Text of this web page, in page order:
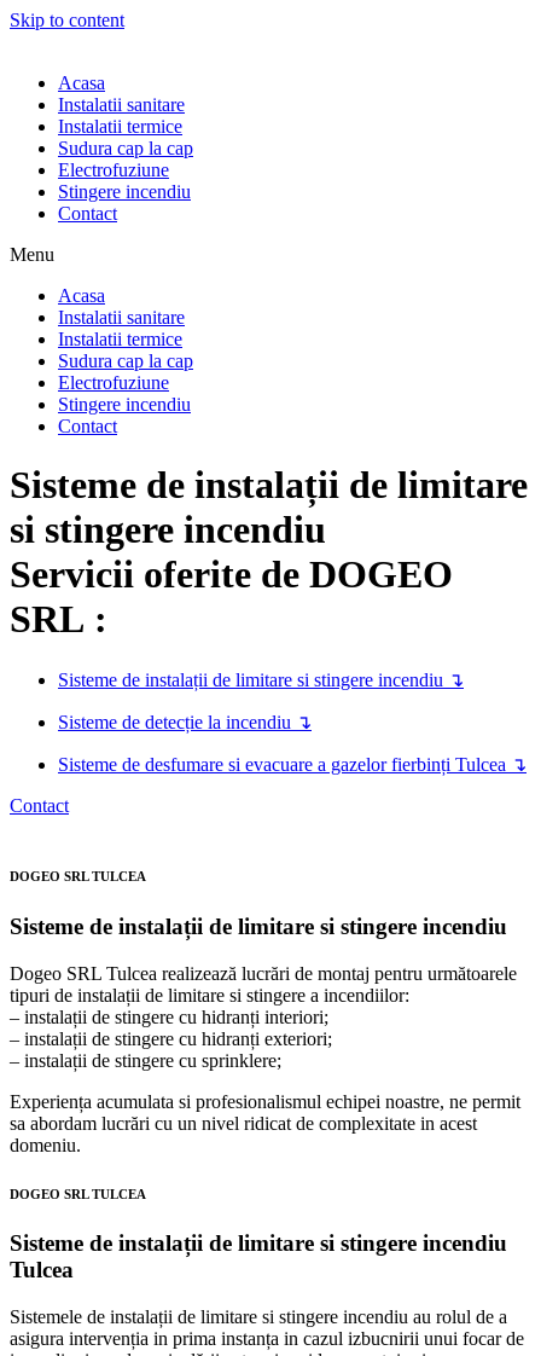
Skip to content
Acasa
Instalatii sanitare
Instalatii termice
Sudura cap la cap
Electrofuziune
Stingere incendiu
Contact
Menu
Acasa
Instalatii sanitare
Instalatii termice
Sudura cap la cap
Electrofuziune
Stingere incendiu
Contact
Sisteme de instalații de limitare
si stingere incendiu
Servicii oferite de DOGEO
SRL :
Sisteme de instalații de limitare si stingere incendiu ↴
Sisteme de detecție la incendiu ↴
Sisteme de desfumare si evacuare a gazelor fierbinți Tulcea ↴
Contact
DOGEO SRL TULCEA
Sisteme de instalații de limitare si stingere incendiu
Dogeo SRL Tulcea realizează lucrări de montaj pentru următoarele
tipuri de instalații de limitare si stingere a incendiilor:
– instalații de stingere cu hidranți interiori;
– instalații de stingere cu hidranți exteriori;
– instalații de stingere cu sprinklere;
Experiența acumulata si profesionalismul echipei noastre, ne permit
sa abordam lucrări cu un nivel ridicat de complexitate in acest
domeniu.
DOGEO SRL TULCEA
Sisteme de instalații de limitare si stingere incendiu
Tulcea
Sistemele de instalații de limitare si stingere incendiu au rolul de a
asigura intervenția in prima instanța in cazul izbucnirii unui focar de